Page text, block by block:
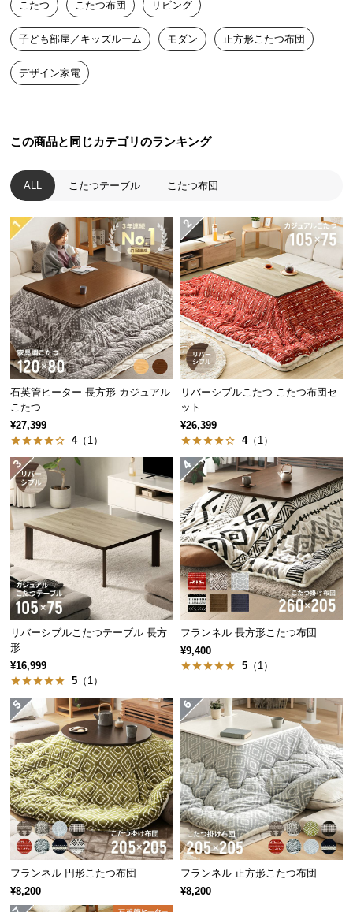
送
料
に
つ
い
大
送
に
つ
い
て
中
型
商
品
の
送
に
つ
い
小
型
商
品
配
送
に
つ
い
て
開
梱
設
置
サ
ー
ビ
フィラメント糸とは
長い繊維を何本かで束ね、撚り合わ
せた糸のこと。毛羽立ちが少なく、
耐久性にも優れています。
触り心地を追求した密度
高密度な 360g/㎡
の生地を使用し、たっぷりの密度で
優しい触り心地に仕上げました。
中綿たっぷりのふんわりボリューム
ふかふかなこたつ布団は中綿がたっぷり詰まってい
て、こたつ内の暖かさをキープします。
こたつ こたつ布団 リビング
子ども部屋／キッズルーム モダン 正方形こたつ布団
デザイン家電
この商品と同じカテゴリのランキング
ALL こたつテーブル こたつ布団
石英管ヒーター 長方形 カジュアル
こたつ
¥27,399
4（1）
リバーシブルこたつ こたつ布団セ
ット
¥26,399
4（1）
リバーシブルこたつテーブル 長方
形
¥16,999
5 （1）
フランネル 長方形こたつ布団
¥9,400
5 （1）
フランネル 円形こたつ布団
¥8,200
フランネル 正方形こたつ布団
¥8,200